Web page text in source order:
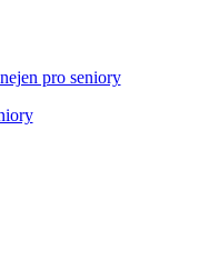
pro seniory